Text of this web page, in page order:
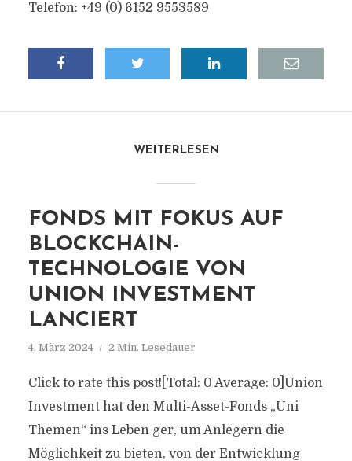
Telefon: +49 (0) 6152 9553589
WEITERLESEN
FONDS MIT FOKUS AUF
BLOCKCHAIN-
TECHNOLOGIE VON
UNION INVESTMENT
LANCIERT
4. März 2024 2 Min. Lesedauer
Click to rate this post![Total: 0 Average: 0]Union
Investment hat den Multi-Asset-Fonds „Uni
Themen“ ins Leben ger, um Anlegern die
Möglichkeit zu bieten, von der Entwicklung